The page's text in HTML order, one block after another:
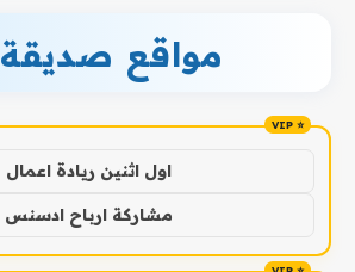
مواقع صديقة
اول اثنين ريادة اعمال
مشاركة ارباح ادسنس